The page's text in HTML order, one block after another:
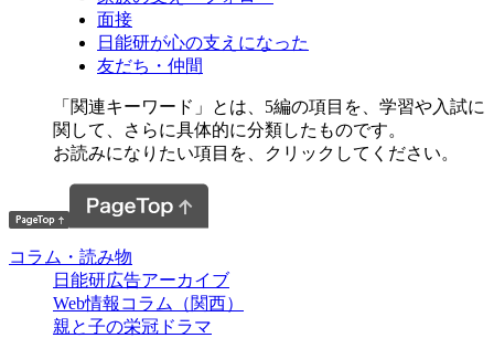
面接
日能研が心の支えになった
友だち・仲間
「関連キーワード」とは、5編の項目を、学習や入試に
関して、さらに具体的に分類したものです。
お読みになりたい項目を、クリックしてください。
コラム・読み物
日能研広告アーカイブ
Web情報コラム（関西）
親と子の栄冠ドラマ